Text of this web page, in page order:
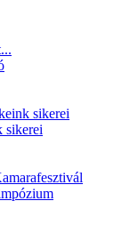
sikerei
sikerei